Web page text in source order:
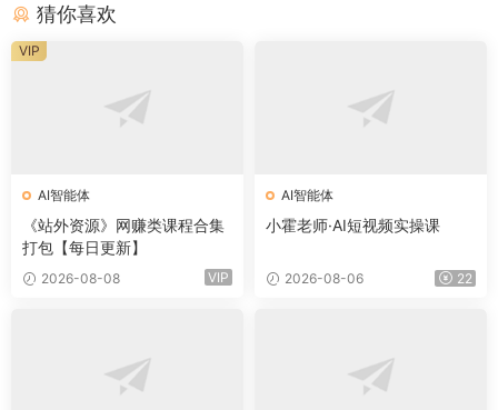
猜你喜欢
AI智能体
《站外资源》网赚类课程合集
打包【每日更新】
2026-08-08 VIP
VIP
AI智能体
小霍老师·AI短视频实操课
2026-08-06 22